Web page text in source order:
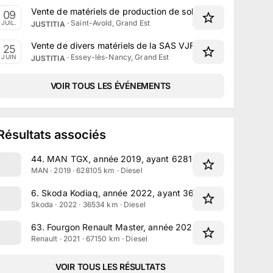
09
JUIL.
Vente de matériels de production de solvants verts par
JUSTITIA · Saint-Avold, Grand Est
25
JUIN
Vente de divers matériels de la SAS VJF2 le 25 Juin 2025
JUSTITIA · Essey-lès-Nancy, Grand Est
VOIR TOUS LES ÉVÉNEMENTS
associés
44. MAN TGX, année 2019, ayant 628105 km au compteur
MAN · 2019 · 628105 km · Diesel
6. Skoda Kodiaq, année 2022, ayant 36534 km au
Skoda · 2022 · 36534 km · Diesel
63. Fourgon Renault Master, année 2021, ayant 67150 km
Renault · 2021 · 67150 km · Diesel
VOIR TOUS LES RÉSULTATS